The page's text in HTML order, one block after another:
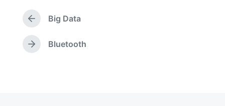
q
u
t
a
E
n
t
r
Big Data
E
Bluetooth